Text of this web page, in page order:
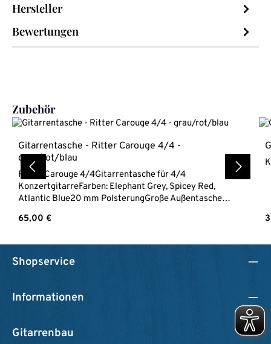
Hersteller
Bewertungen
Produktgalerie überspringen
Zubehör
Gitarrentasche - Ritter Carouge 4/4 -
grau/rot/blau
Ritter Carouge 4/4Gitarrentasche für 4/4
KonzertgitarreFarben: Elephant Grey, Spicey Red,
Atlantic Blue20 mm PolsterungGroße Außentasche
StreifenGewicht 1,5 kg
Regulärer Preis:
65,00 €
Shopservice
Informationen
Gitarrenbau